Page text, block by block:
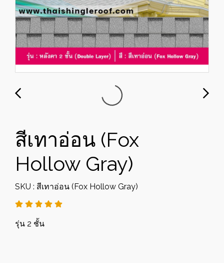
สีเทาอ่อน (Fox
Hollow Gray)
SKU : สีเทาอ่อน (Fox Hollow Gray)
รุ่น 2 ชั้น